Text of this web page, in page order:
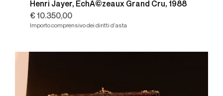
Henri Jayer, EchÃ©zeaux Grand Cru, 1988
€ 10.350,00
Importo comprensivo dei diritti d'asta